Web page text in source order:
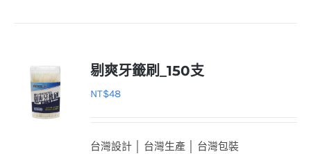
多
可
剔爽牙籤刷_150支
NT$48
台灣設計 │ 台灣生產 │ 台灣包裝